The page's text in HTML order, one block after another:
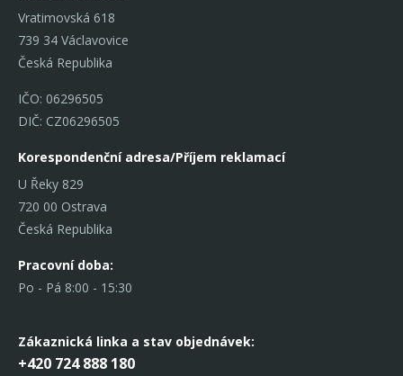
Vratimovská 618
739 34 Václavovice
Česká Republika
IČO: 06296505
DIČ: CZ06296505
Korespondenční adresa/Příjem reklamací
U Řeky 829
720 00 Ostrava
Česká Republika
Pracovní doba:
Po - Pá 8:00 - 15:30
Zákaznická linka a stav objednávek:
+420 724 888 180